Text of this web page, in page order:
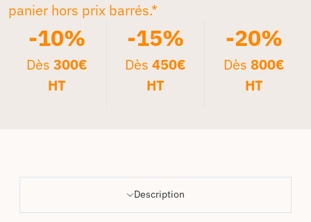
panier hors prix barrés.*
-10%
Dès300€
HT
-15%
Dès 450€
HT
-20%
Dès 800€
HT
Description